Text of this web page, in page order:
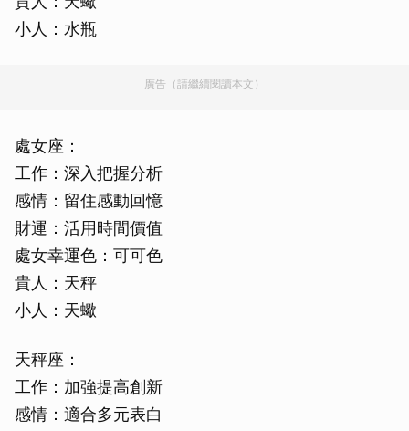
小人：水瓶
廣告（請繼續閱讀本文）
處女座：
工作：深入把握分析
感情：留住感動回憶
財運：活用時間價值
處女幸運色：可可色
貴人：天秤
小人：天蠍
天秤座：
工作：加強提高創新
感情：適合多元表白